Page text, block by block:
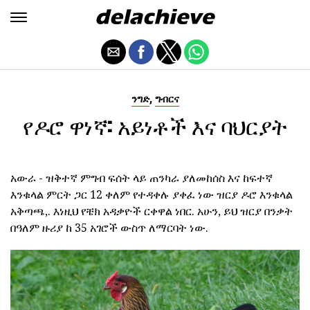
ንግድ, ግብርና
የዶሮ ዋነኛ: አይነቶች እና ባህርያት
አውራ - ዝቅተኛ ምግብ ፍሰት ላይ ጠንካራ ያለመከሰስ እና ከፍተኛ
እንቁላል ምርት ጋር 12 ቀለም የተዳቀሉ ያቀፈ ነው ዝርያ ዶሮ እንቁላል
አቅጣጫ,. እነዚህ የቼክ አዳቃዮች ርቀዋል ነበር. አሁን, ይህ ዝርያ በንቃት
በዓለም ዙሪያ ከ 35 አገሮች ውስጥ ለማርባት ነው.